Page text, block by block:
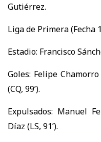
Gutiérrez.
Liga de Primera (Fecha
Estadio: Francisco
Goles: Felipe Chamorro
(CQ, 99’).
Expulsados: Manuel
Díaz (LS, 91’).